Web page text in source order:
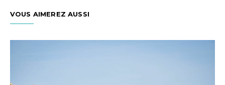
VOUS AIMEREZ AUSSI